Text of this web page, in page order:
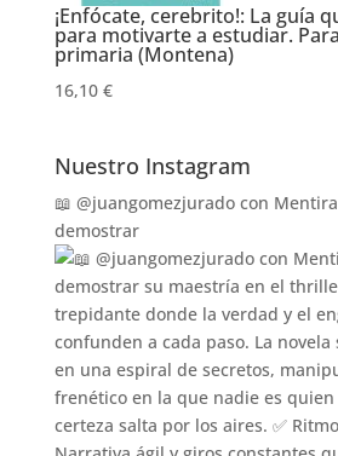
¡Enfócate, cerebrito!: La guía
para motivarte a estudiar. Para
primaria (Montena)
16,10 €
Nuestro Instagram
📖 @juangomezjurado con
demostrar